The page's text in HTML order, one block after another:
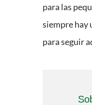
para las
siempre hay
para seguir